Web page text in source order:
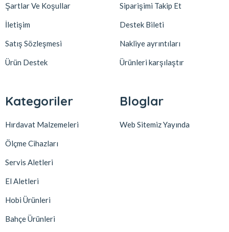
Şartlar Ve Koşullar
İletişim
Satış Sözleşmesi
Ürün Destek
Siparişimi Takip Et
Destek Bileti
Nakliye ayrıntıları
Ürünleri karşılaştır
Kategoriler
Hırdavat Malzemeleri
Ölçme Cihazları
Servis Aletleri
El Aletleri
Hobi Ürünleri
Bahçe Ürünleri
Bloglar
Web Sitemiz Yayında